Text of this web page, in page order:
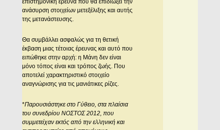
επιστημονική έρευνα που θα επιδιώξει την
ανάσυρση στοιχείων μετεξέλιξης και αυτής
της μετανάστευσης.
Θα συμβάλλει ασφαλώς για τη θετική
έκβαση μιας τέτοιας έρευνας και αυτό που
ειπώθηκε στην αρχή: η Μάνη δεν είναι
μόνο τόπος είναι και τρόπος ζωής. Που
αποτελεί χαρακτηριστικό στοιχείο
αναγνώρισης για τις μανιάτικες ρίζες.
*Παρουσιάστηκε στο Γύθειο, στα πλαίσια
του συνεδρίου ΝΟΣΤΟΣ 2012, που
συμμετείχαν εκτός από την ελληνική και